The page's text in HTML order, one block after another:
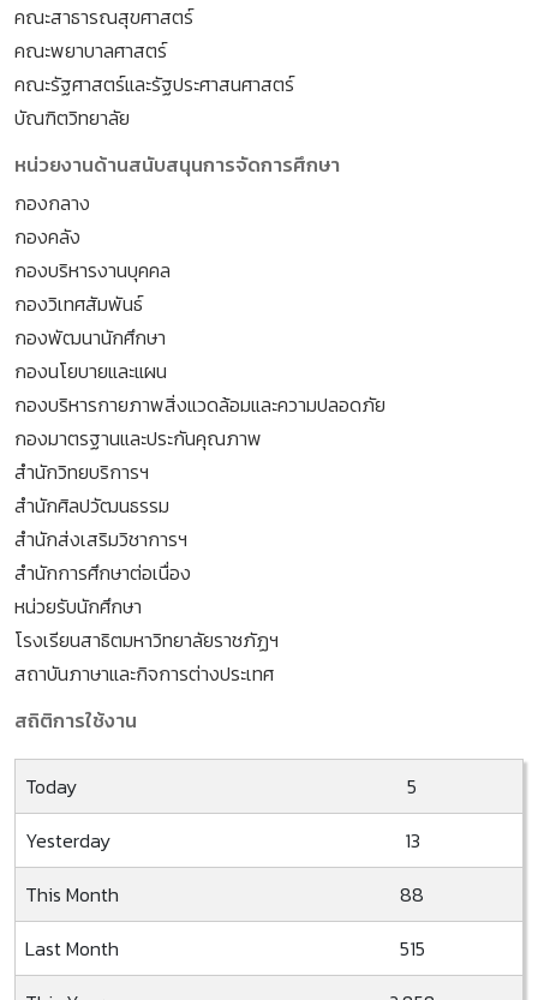
คณะสาธารณสุขศาสตร์
คณะพยาบาลศาสตร์
คณะรัฐศาสตร์และรัฐประศาสนศาสตร์
บัณฑิตวิทยาลัย
หน่วยงานด้านสนับสนุนการจัดการศึกษา
กองกลาง
กองคลัง
กองบริหารงานบุคคล
กองวิเทศสัมพันธ์
กองพัฒนานักศึกษา
กองนโยบายและแผน
กองบริหารกายภาพสิ่งแวดล้อมและความปลอดภัย
กองมาตรฐานและประกันคุณภาพ
สำนักวิทยบริการฯ
สำนักศิลปวัฒนธรรม
สำนักส่งเสริมวิชาการฯ
สำนักการศึกษาต่อเนื่อง
หน่วยรับนักศึกษา
โรงเรียนสาธิตมหาวิทยาลัยราชภัฏฯ
สถาบันภาษาและกิจการต่างประเทศ
สถิติการใช้งาน
Today
5
Yesterday
13
This Month
88
Last Month
515